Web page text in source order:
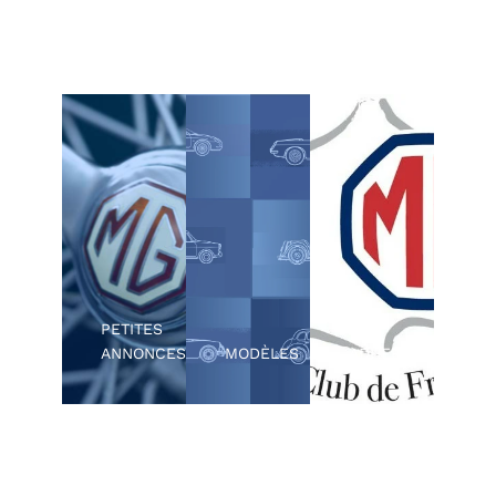
PETITES
ANNONCES
Annonces de
ventes ou
d’achat de
voitures MG ou
de pièces et
accessoires
MODÈLES
des modèles de
ADHERER
Rejoignez-nous !
ADHERER